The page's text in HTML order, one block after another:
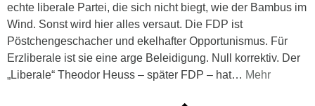
echte liberale Partei, die sich nicht biegt, wie der Bambus im
Wind. Sonst wird hier alles versaut. Die FDP ist
Pöstchengeschacher und ekelhafter Opportunismus. Für
Erzliberale ist sie eine arge Beleidigung. Null korrektiv. Der
„Liberale“ Theodor Heuss – später FDP – hat… Mehr